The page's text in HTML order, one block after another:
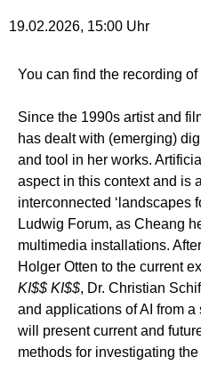
19.02.2026, 15:00 Uhr
You can find the recording
Since the 1990s artist and
has dealt with (emerging)
and tool in her works.
aspect in this context and is
interconnected ‘landscapes
Ludwig Forum, as Cheang
multimedia installations.
Holger Otten to the current
KI$$ KI$$, Dr. Christian
and applications of AI from
will present current and
methods for investigating